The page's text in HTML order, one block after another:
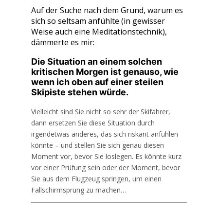
Auf der Suche nach dem Grund, warum es
sich so seltsam anfühlte (in gewisser
Weise auch eine Meditationstechnik),
dämmerte es mir:
Die Situation an einem solchen
kritischen Morgen ist genauso, wie
wenn ich oben auf einer steilen
Skipiste stehen würde.
Vielleicht sind Sie nicht so sehr der Skifahrer,
dann ersetzen Sie diese Situation durch
irgendetwas anderes, das sich riskant anfühlen
könnte – und stellen Sie sich genau diesen
Moment vor, bevor Sie loslegen. Es könnte kurz
vor einer Prüfung sein oder der Moment, bevor
Sie aus dem Flugzeug springen, um einen
Fallschirmsprung zu machen…